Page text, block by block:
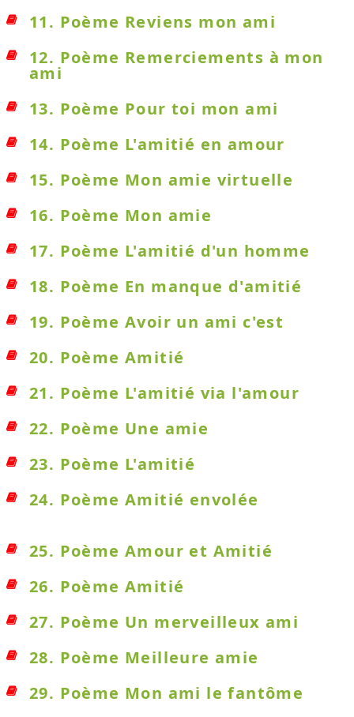
11. Poème Reviens mon ami
12. Poème Remerciements à mon
ami
13. Poème Pour toi mon ami
14. Poème L'amitié en amour
15. Poème Mon amie virtuelle
16. Poème Mon amie
17. Poème L'amitié d'un homme
18. Poème En manque d'amitié
19. Poème Avoir un ami c'est
20. Poème Amitié
21. Poème L'amitié via l'amour
22. Poème Une amie
23. Poème L'amitié
24. Poème Amitié envolée
25. Poème Amour et Amitié
26. Poème Amitié
27. Poème Un merveilleux ami
28. Poème Meilleure amie
29. Poème Mon ami le fantôme